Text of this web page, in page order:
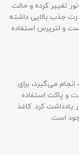
تغییر کرده و حالت
جذب بالایی داشته
و لترپرس استفاده
می‌گیرد، برای
و پاکت استفاده
یادداشت کرد. کاغذ